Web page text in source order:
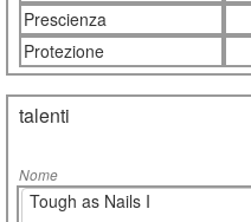
Prescienza
Protezione
talenti
Nome
Tough as Nails I